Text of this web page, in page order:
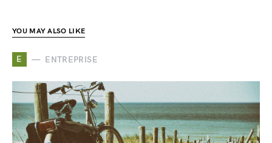
YOU MAY ALSO LIKE
E ENTREPRISE